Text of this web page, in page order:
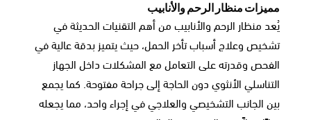
مميزات منظار الرحم والأنابيب
يُعد منظار الرحم والأنابيب من أهم التقنيات الحديثة في
تشخيص وعلاج أسباب تأخر الحمل، حيث يتميز بدقة عالية في
الفحص وقدرته على التعامل مع المشكلات داخل الجهاز
التناسلي الأنثوي دون الحاجة إلى جراحة مفتوحة. كما يجمع
بين الجانب التشخيصي والعلاجي في إجراء واحد، مما يجعله